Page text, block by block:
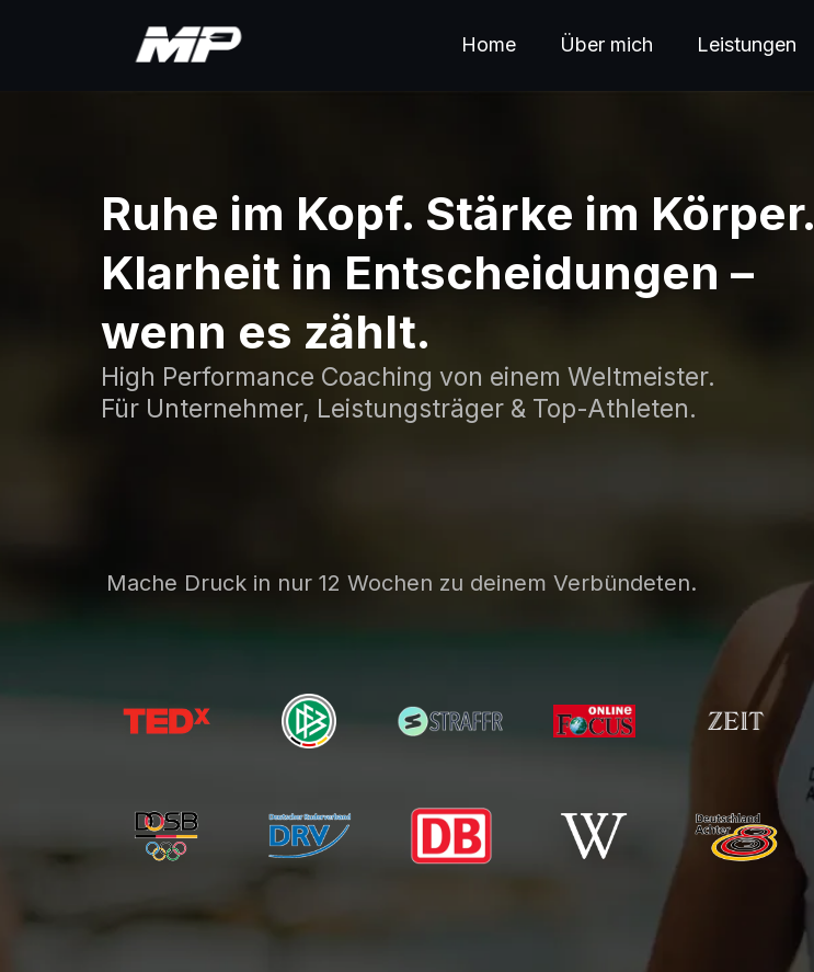
Home Über mich Leistungen
Ruhe im Kopf. Stärke im Körper.
Klarheit in Entscheidungen –
wenn es zählt.
High Performance Coaching von einem Weltmeister.
Für Unternehmer, Leistungsträger & Top-Athleten.
Mache Druck in nur 12 Wochen zu deinem Verbündeten.